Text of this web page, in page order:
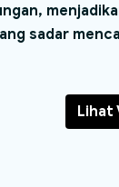
sadar
Lihat